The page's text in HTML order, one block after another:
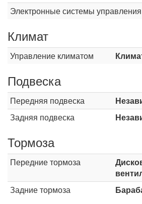
Электронные системы управления
Климат
Управление климатом
Подвеска
Передняя подвеска
Задняя подвеска
Тормоза
Передние тормоза
Задние тормоза